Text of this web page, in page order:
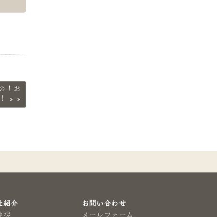
！お
»
紹介
拶
お問い合わせ
メールフォーム